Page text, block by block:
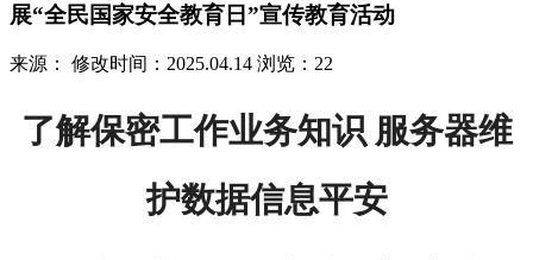
展“全民国家安全教育日”宣传教育活动
来源： 修改时间：2025.04.14 浏览：22
了解保密工作业务知识 服务器维
护数据信息平安